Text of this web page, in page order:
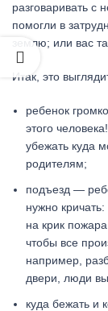
разговаривать с
помогли в
землю; или вас
Итак, это
ребенок
этого
убежать куда
родителям;
подъезд —
нужно
на крик
чтобы все
например,
двери, люди
куда бежать и